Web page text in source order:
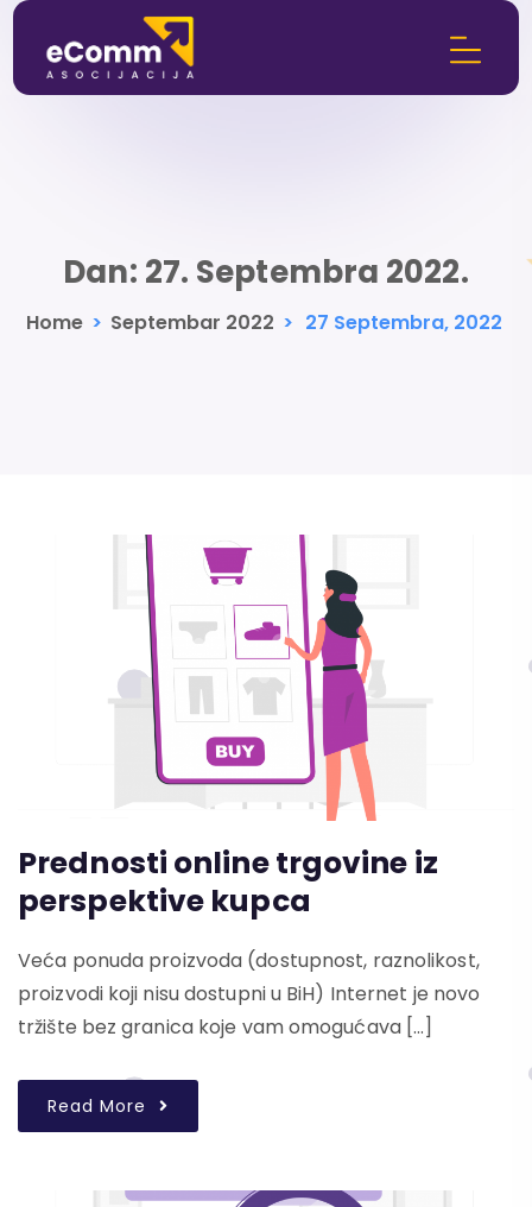
Dan: 27. Septembra 2022.
Home > Septembar 2022 > 27 Septembra, 2022
Prednosti online trgovine iz
perspektive kupca
Veća ponuda proizvoda (dostupnost, raznolikost,
proizvodi koji nisu dostupni u BiH) Internet je novo
tržište bez granica koje vam omogućava […]
Read More